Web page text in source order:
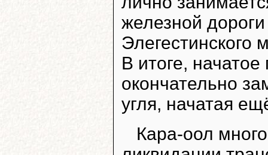
железной дороги
Элегестинского
В итоге,
окончательно
угля, начатая
Кара-оол